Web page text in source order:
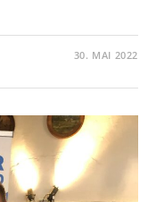
30. MAI 2022